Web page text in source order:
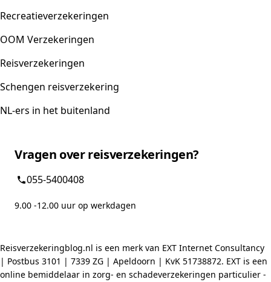
Recreatieverzekeringen
OOM Verzekeringen
Reisverzekeringen
Schengen reisverzekering
NL-ers in het buitenland
Vragen over reisverzekeringen?
055-5400408
9.00 -12.00 uur op werkdagen
Reisverzekeringblog.nl is een merk van EXT Internet Consultancy
| Postbus 3101 | 7339 ZG | Apeldoorn | KvK 51738872. EXT is een
online bemiddelaar in zorg- en schadeverzekeringen particulier -